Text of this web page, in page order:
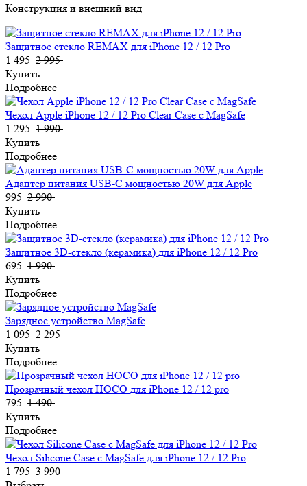
Конструкция и внешний вид
Защитное стекло REMAX для iPhone 12 / 12 Pro
1 495 2 995
Купить
Подробнее
Чехол Apple iPhone 12 / 12 Pro Clear Case c MagSafe
1 295 1 990
Купить
Подробнее
Адаптер питания USB-C мощностью 20W для Apple
995 2 990
Купить
Подробнее
Защитное 3D-стекло (керамика) для iPhone 12 / 12 Pro
695 1 990
Купить
Подробнее
Зарядное устройство MagSafe
1 095 2 295
Купить
Подробнее
Прозрачный чехол HOCO для iPhone 12 / 12 pro
795 1 490
Купить
Подробнее
Чехол Silicone Case с MagSafe для iPhone 12 / 12 Pro
1 795 3 990